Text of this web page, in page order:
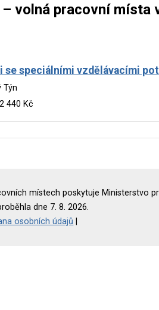
volná pracovní místa
se speciálními vzdělávacími
Týn
440 Kč
místech poskytuje Ministerstvo
dne 7. 8. 2026.
osobních údajů